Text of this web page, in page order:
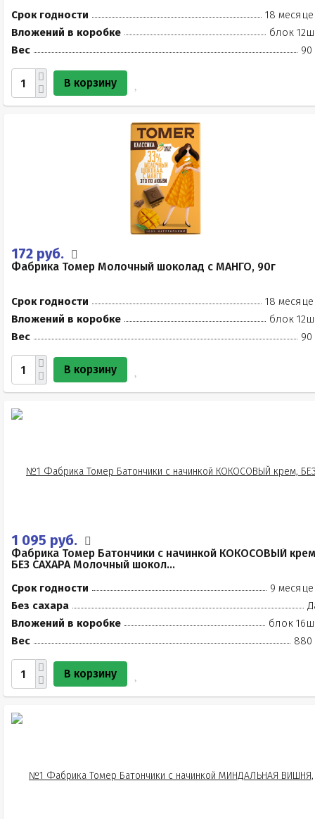
Срок годности
18
Вложений в коробке
блок
Вес
90
В корзину
172 руб.
Фабрика Томер Молочный шоколад с МАНГО, 90г
Срок годности
18
Вложений в коробке
блок
Вес
90
В корзину
1 095 руб.
Фабрика Томер Батончики с начинкой КОКОСОВЫЙ
БЕЗ САХАРА Молочный шокол...
Срок годности
9
Без сахара
Вложений в коробке
блок
Вес
880
В корзину